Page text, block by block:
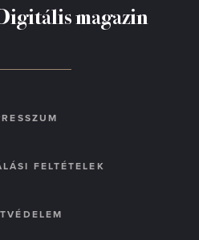
magazin
FELTÉTELEK